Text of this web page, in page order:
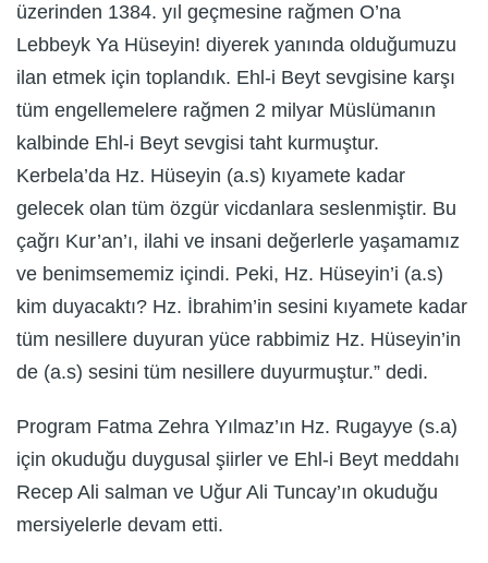
üzerinden 1384. yıl geçmesine rağmen O’na
Lebbeyk Ya Hüseyin! diyerek yanında olduğumuzu
ilan etmek için toplandık. Ehl-i Beyt sevgisine karşı
tüm engellemelere rağmen 2 milyar Müslümanın
kalbinde Ehl-i Beyt sevgisi taht kurmuştur.
Kerbela’da Hz. Hüseyin (a.s) kıyamete kadar
gelecek olan tüm özgür vicdanlara seslenmiştir. Bu
çağrı Kur’an’ı, ilahi ve insani değerlerle yaşamamız
ve benimsememiz içindi. Peki, Hz. Hüseyin’i (a.s)
kim duyacaktı? Hz. İbrahim’in sesini kıyamete kadar
tüm nesillere duyuran yüce rabbimiz Hz. Hüseyin’in
de (a.s) sesini tüm nesillere duyurmuştur.” dedi.
Program Fatma Zehra Yılmaz’ın Hz. Rugayye (s.a)
için okuduğu duygusal şiirler ve Ehl-i Beyt meddahı
Recep Ali salman ve Uğur Ali Tuncay’ın okuduğu
mersiyelerle devam etti.